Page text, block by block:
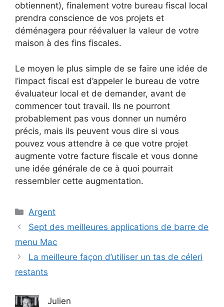
obtiennent), finalement votre bureau fiscal local
prendra conscience de vos projets et
déménagera pour réévaluer la valeur de votre
maison à des fins fiscales.
Le moyen le plus simple de se faire une idée de
l’impact fiscal est d’appeler le bureau de votre
évaluateur local et de demander, avant de
commencer tout travail. Ils ne pourront
probablement pas vous donner un numéro
précis, mais ils peuvent vous dire si vous
pouvez vous attendre à ce que votre projet
augmente votre facture fiscale et vous donne
une idée générale de ce à quoi pourrait
ressembler cette augmentation.
Catégories
Argent
Sept des meilleures applications de barre de
menu Mac
La meilleure façon d’utiliser un tas de céleri
restants
Julien